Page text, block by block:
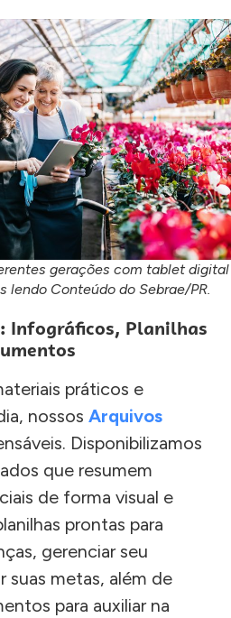
gerações com tablet digital
lendo Conteúdo do Sebrae/PR.
Infográficos, Planilhas
práticos e
nossos Arquivos
Disponibilizamos
que resumem
de forma visual e
prontas para
gerenciar seu
metas, além de
para auxiliar na